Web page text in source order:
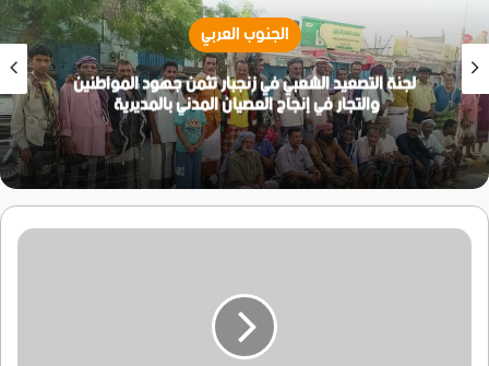
الجنوب العربي
لجنة التصعيد الشعبي في زنجبار تثمن جهود المواطنين
والتجار في إنجاح العصيان المدني بالمديرية
مكتب